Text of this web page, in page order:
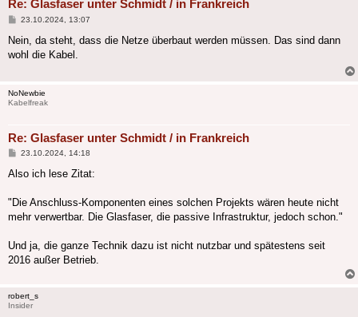
Re: Glasfaser unter Schmidt / in Frankreich
Beitrag
23.10.2024, 13:07
Nein, da steht, dass die Netze überbaut werden müssen. Das sind dann
wohl die Kabel.
NoNewbie
Kabelfreak
Re: Glasfaser unter Schmidt / in Frankreich
Beitrag
23.10.2024, 14:18
Also ich lese Zitat:
"Die Anschluss-Komponenten eines solchen Projekts wären heute nicht
mehr verwertbar. Die Glasfaser, die passive Infrastruktur, jedoch schon."
Und ja, die ganze Technik dazu ist nicht nutzbar und spätestens seit
2016 außer Betrieb.
robert_s
Insider